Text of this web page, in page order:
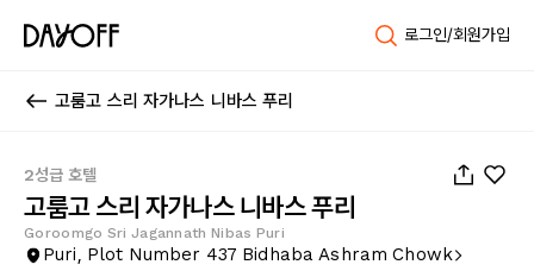
로그인/회원가입
고룸고 스리 자가나스 니바스 푸리
2성급 호텔
고룸고 스리 자가나스 니바스 푸리
Goroomgo Sri Jagannath Nibas Puri
Puri, Plot Number 437 Bidhaba Ashram Chowk